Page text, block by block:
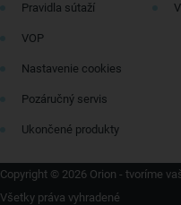
Pravidla sútaží
VOP
Nastavenie cookies
Pozáručný servis
Ukončené produkty
Copyright © 2026 Orion - tvoríme
Všetky práva vyhradené